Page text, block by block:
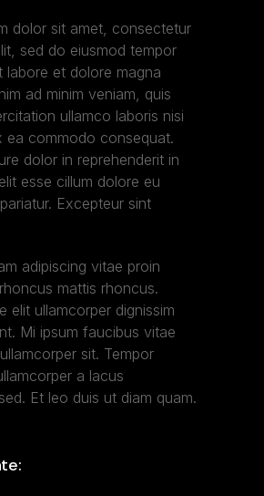
dolor sit amet, consectetur
sed do eiusmod tempor
labore et dolore magna
ad minim veniam, quis
ullamco laboris nisi
ea commodo consequat.
dolor in reprehenderit in
esse cillum dolore eu
Excepteur sint
adipiscing vitae proin
mattis rhoncus.
elit ullamcorper dignissim
Mi ipsum faucibus vitae
sit. Tempor
a lacus
Et leo duis ut diam quam.